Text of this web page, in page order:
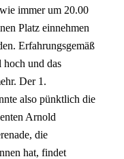
immer um 20.00
Platz einnehmen
Erfahrungsgemäß
hoch und das
Der 1.
also pünktlich die
Arnold
die
hat, findet